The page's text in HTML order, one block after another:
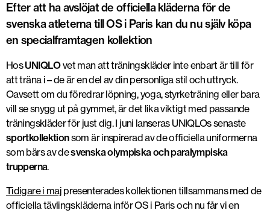
Efter att ha avslöjat de officiella kläderna för de
svenska atleterna till OS i Paris kan du nu själv köpa
en specialframtagen kollektion
HosUNIQLOvet man att träningskläder inte enbart är till för
att träna i – de är en del av din personliga stil och uttryck.
Oavsett om du föredrar löpning, yoga, styrketräning eller bara
vill se snygg ut på gymmet, är det lika viktigt med passande
träningskläder för just dig. I juni lanseras UNIQLOs senaste
sportkollektionsom är inspirerad av de officiella uniformerna
som bärs av desvenska olympiska och paralympiska
trupperna.
Tidigare i maj presenterades kollektionen tillsammans med de
officiella tävlingskläderna inför OS i Paris och nu får vi en